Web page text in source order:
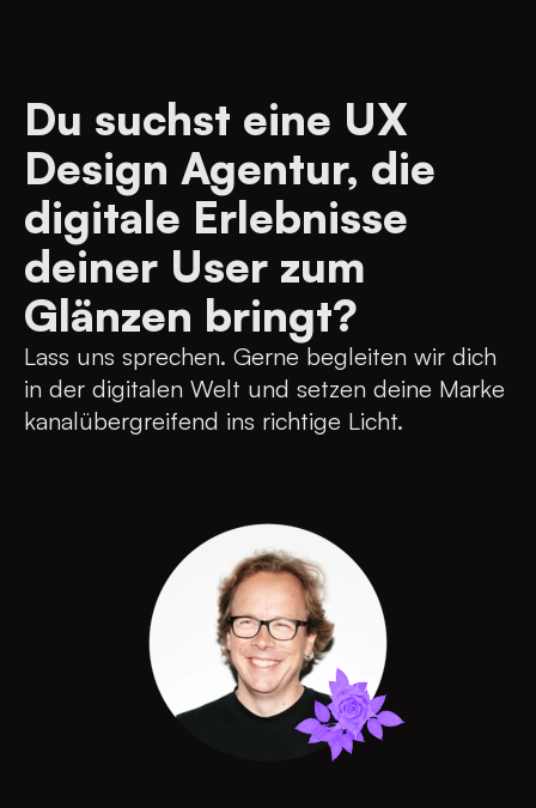
Du suchst eine UX
Design Agentur, die
digitale Erlebnisse
deiner User zum
Glänzen bringt?
Lass uns sprechen. Gerne begleiten wir dich
in der digitalen Welt und setzen deine Marke
kanalübergreifend ins richtige Licht.